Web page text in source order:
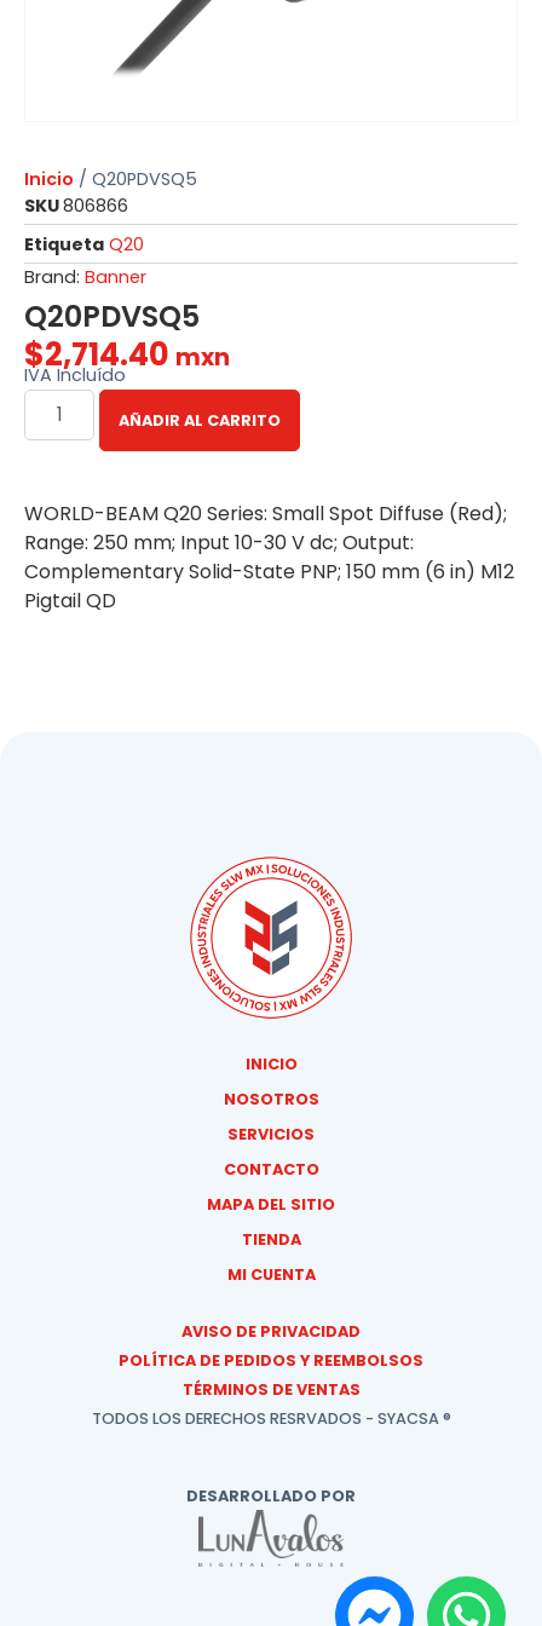
Inicio / Q20PDVSQ5
SKU806866
Etiqueta Q20
Brand: Banner
Q20PDVSQ5
$2,714.40 mxn
IVA Incluído
AÑADIR AL CARRITO
WORLD-BEAM Q20 Series: Small Spot Diffuse (Red);
Range: 250 mm; Input 10-30 V dc; Output:
Complementary Solid-State PNP; 150 mm (6 in) M12
Pigtail QD
INICIO
NOSOTROS
SERVICIOS
CONTACTO
MAPA DEL SITIO
TIENDA
MI CUENTA
AVISO DE PRIVACIDAD
POLÍTICA DE PEDIDOS Y REEMBOLSOS
TÉRMINOS DE VENTAS
TODOS LOS DERECHOS RESRVADOS - SYACSA ®
DESARROLLADO POR